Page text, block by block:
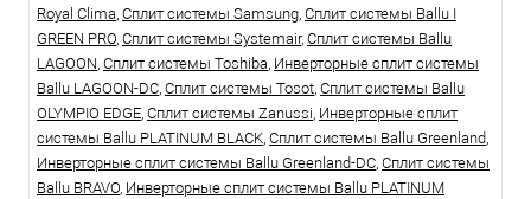
Royal Clima, Сплит системы Samsung, Сплит системы Ballu I
GREEN PRO, Сплит системы Systemair, Сплит системы Ballu
LAGOON, Сплит системы Toshiba, Инверторные сплит системы
Ballu LAGOON-DC, Сплит системы Tosot, Сплит системы Ballu
OLYMPIO EDGE, Сплит системы Zanussi, Инверторные сплит
системы Ballu PLATINUM BLACK, Сплит системы Ballu Greenland,
Инверторные сплит системы Ballu Greenland-DC, Сплит системы
Ballu BRAVO, Инверторные сплит системы Ballu PLATINUM